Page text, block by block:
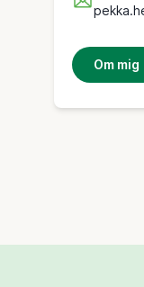
Om mig